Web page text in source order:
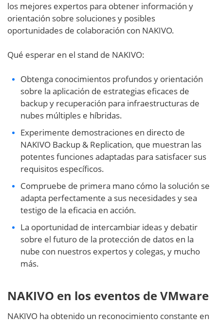
los mejores expertos para obtener información y
orientación sobre soluciones y posibles
oportunidades de colaboración con NAKIVO.
Qué esperar en el stand de NAKIVO:
Obtenga conocimientos profundos y orientación
sobre la aplicación de estrategias eficaces de
backup y recuperación para infraestructuras de
nubes múltiples e híbridas.
Experimente demostraciones en directo de
NAKIVO Backup & Replication, que muestran las
potentes funciones adaptadas para satisfacer sus
requisitos específicos.
Compruebe de primera mano cómo la solución se
adapta perfectamente a sus necesidades y sea
testigo de la eficacia en acción.
La oportunidad de intercambiar ideas y debatir
sobre el futuro de la protección de datos en la
nube con nuestros expertos y colegas, y mucho
más.
NAKIVO en los eventos de VMware
NAKIVO ha obtenido un reconocimiento constante en